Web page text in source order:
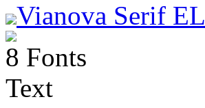
Vianova Serif EL
8 Fonts
Text